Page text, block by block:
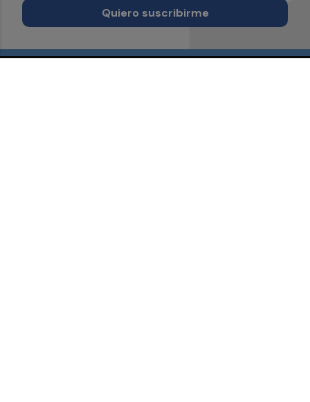
Quiero suscribirme